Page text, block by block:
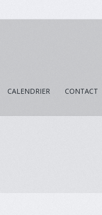
CALENDRIER CONTACT